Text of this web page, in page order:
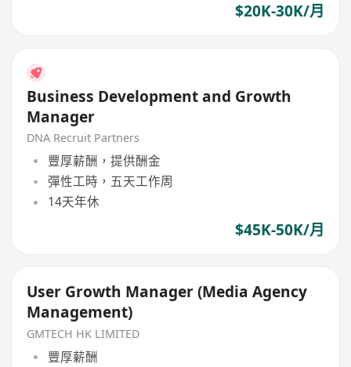
$20K-30K/月
Business Development and Growth
Manager
DNA Recruit Partners
豐厚薪酬，提供酬金
彈性工時，五天工作周
14天年休
$45K-50K/月
User Growth Manager (Media Agency
Management)
GMTECH HK LIMITED
豐厚薪酬